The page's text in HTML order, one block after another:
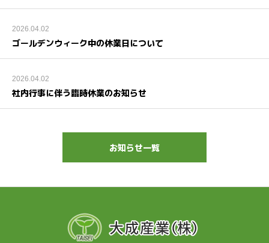
2026.04.02
ゴールデンウィーク中の休業日について
2026.04.02
社内行事に伴う臨時休業のお知らせ
お知らせ一覧